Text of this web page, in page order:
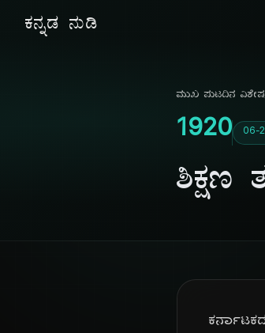
ಕನ್ನಡ ನುಡಿ
ಮುಖ ಪುಟದಿನ ವಿಶೇಷ
1920 06-
ಶಿಕ್ಷಣ